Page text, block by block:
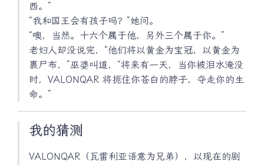
西。”
“我和国王会有孩子吗？”她问。
“噢，当然。十六个属于他，另外三个属于你。”
老妇人却没说完，“他们将以黄金为宝冠，以黄金为
裹尸布，”巫婆叫道，“将来有一天，当你被泪水淹没
时，VALONQAR 将扼住你苍白的脖子，夺走你的生
命。”
我的猜测
VALONQAR（瓦雷利亚语意为兄弟），以现在的剧